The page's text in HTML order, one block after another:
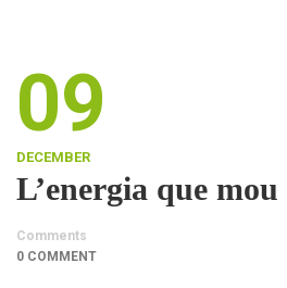
09
DECEMBER
L’energia que
Comments
0 COMMENT